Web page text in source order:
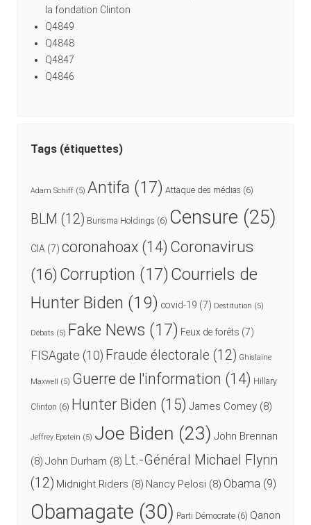
la fondation Clinton
Q4849
Q4848
Q4847
Q4846
Tags (étiquettes)
Adam Schiff(5) Antifa (17) Attaque des médias (6)
BLM (12) Burisma Holdings (6) Censure (25)
CIA (7) coronahoax(14) Coronavirus
(16) Corruption (17) Courriels de
Hunter Biden (19) covid-19 (7) Destitution (5)
Débats (5) Fake News (17) Feux de forêts (7)
FISAgate (10) Fraude électorale (12) Ghislaine
Maxwell (5) Guerre de l'information (14) Hillary
Clinton (6) Hunter Biden (15) James Comey(8)
Jeffrey Epstein (5) Joe Biden (23) John Brennan
(8) John Durham (8) Lt.-Général Michael Flynn
(12) Midnight Riders (8) Nancy Pelosi (8) Obama(9)
Obamagate (30) Parti Démocrate(6) Qanon